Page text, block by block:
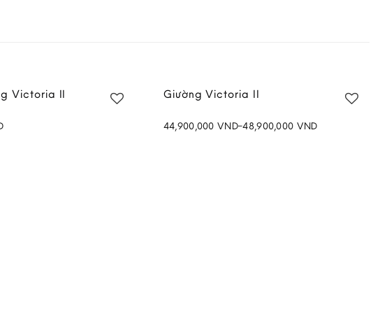
Màu Xám Arrmchair Mây II Màu Nâu
14,500,000VND